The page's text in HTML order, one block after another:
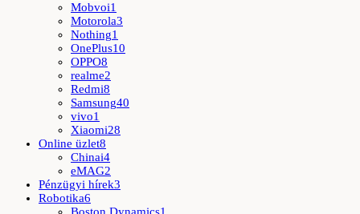
Mobvoi1
Motorola3
Nothing1
OnePlus10
OPPO8
realme2
Redmi8
Samsung40
vivo1
Xiaomi28
Online üzlet8
Chinai4
eMAG2
Pénzügyi hírek3
Robotika6